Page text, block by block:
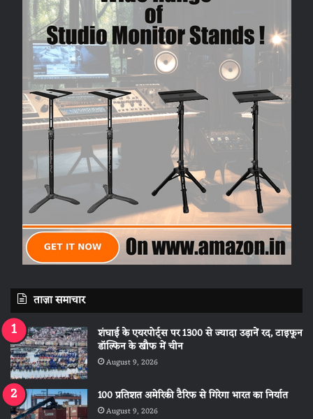
ताज़ा समाचार
शंघाई के एयरपोर्ट्स पर 1300 से ज्यादा उड़ानें रद, टाइफून
डॉल्फिन के खौफ में चीन
August 9, 2026
100 प्रतिशत अमेरिकी टैरिफ से गिरेगा भारत का निर्यात
August 9, 2026